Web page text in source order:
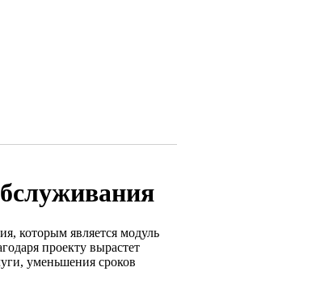
которым является модуль
проекту вырастет
уменьшения сроков